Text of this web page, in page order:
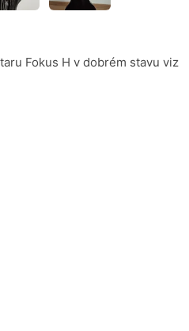
Fokus H v dobrém stavu viz